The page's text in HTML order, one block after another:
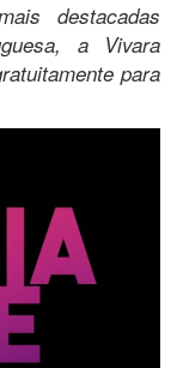
destacadas
a Vivara
para